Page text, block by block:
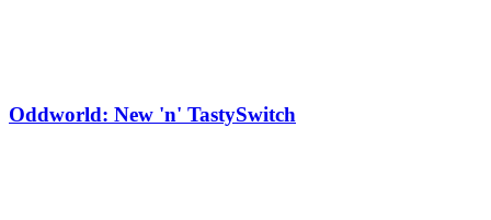
Oddworld: New 'n' TastySwitch